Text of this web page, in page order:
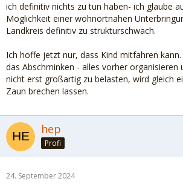
ich definitiv nichts zu tun haben- ich glaube
Möglichkeit einer wohnortnahen
Landkreis definitiv zu strukturschwach.
Ich hoffe jetzt nur, dass Kind mitfahren
das Abschminken - alles vorher organisieren
nicht erst großartig zu belasten, wird gleich
Zaun brechen lassen.
hep
Profi
24. September 2024